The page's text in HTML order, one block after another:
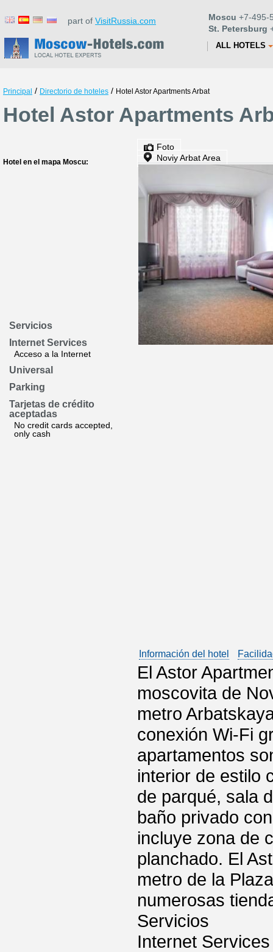
part of VisitRussia.com Moscu +7-495-
St. Petersburg
ALL HOTELS
Principal / Directorio de hoteles / Hotel Astor Apartments Arbat
Hotel Astor Apartments
Hotel en el mapa Moscu:
Servicios
Internet Services
Acceso a la Internet
Universal
Parking
Tarjetas de crédito
aceptadas
No credit cards accepted,
only cash
Foto
Noviy Arbat Area
Información del hotel
El Astor
moscovita de
metro
conexión Wi-Fi
apartamentos
interior de estilo
de parqué, sala
baño privado
incluye zona de
planchado. El
metro de la
numerosas
Servicios
Internet Services